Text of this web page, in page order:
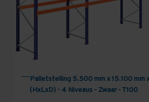
Palletstelling 5.500 mm x 15.100 mm
(HxLxD) - 4 Niveaus - Zwaar - T100